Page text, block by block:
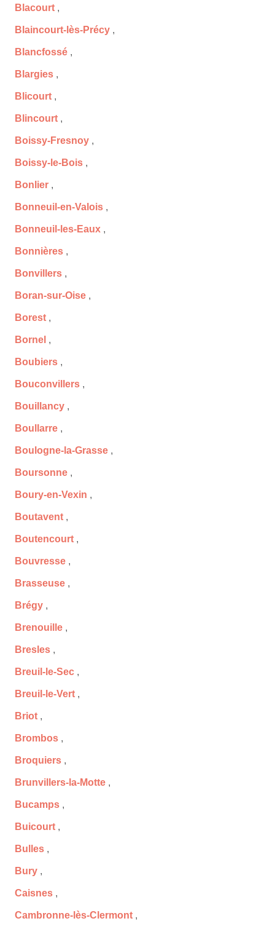
Blacourt ,
Blaincourt-lès-Précy ,
Blancfossé ,
Blargies ,
Blicourt ,
Blincourt ,
Boissy-Fresnoy ,
Boissy-le-Bois ,
Bonlier ,
Bonneuil-en-Valois ,
Bonneuil-les-Eaux ,
Bonnières ,
Bonvillers ,
Boran-sur-Oise ,
Borest ,
Bornel ,
Boubiers ,
Bouconvillers ,
Bouillancy ,
Boullarre ,
Boulogne-la-Grasse ,
Boursonne ,
Boury-en-Vexin ,
Boutavent ,
Boutencourt ,
Bouvresse ,
Brasseuse ,
Brégy ,
Brenouille ,
Bresles ,
Breuil-le-Sec ,
Breuil-le-Vert ,
Briot ,
Brombos ,
Broquiers ,
Brunvillers-la-Motte ,
Bucamps ,
Buicourt ,
Bulles ,
Bury ,
Caisnes ,
Cambronne-lès-Clermont ,